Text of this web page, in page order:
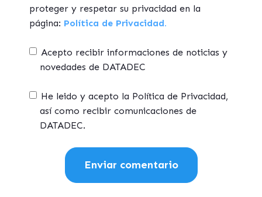
proteger y respetar su privacidad en la
página: Política de Privacidad.
Acepto recibir informaciones de noticias y
novedades de DATADEC
He leido y acepto la Política de Privacidad,
así como recibir comunicaciones de
DATADEC.